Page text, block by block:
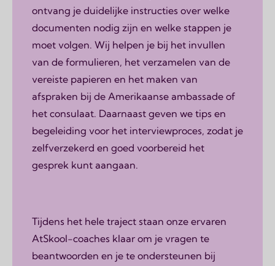
ontvang je duidelijke instructies over welke
documenten nodig zijn en welke stappen je
moet volgen. Wij helpen je bij het invullen
van de formulieren, het verzamelen van de
vereiste papieren en het maken van
afspraken bij de Amerikaanse ambassade of
het consulaat. Daarnaast geven we tips en
begeleiding voor het interviewproces, zodat je
zelfverzekerd en goed voorbereid het
gesprek kunt aangaan.
Tijdens het hele traject staan onze ervaren
AtSkool-coaches klaar om je vragen te
beantwoorden en je te ondersteunen bij